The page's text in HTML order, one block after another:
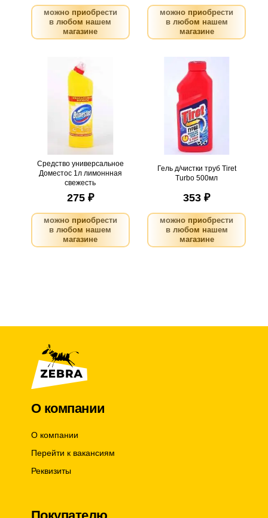
можно приобрести
в любом нашем
магазине
можно приобрести
в любом нашем
магазине
Средство универсальное
Доместос 1л лимоннная
свежесть
Средство универсальное
Доместос 1л лимоннная
Можно заказать
13
Нужно больше? Оставьте
email, сообщим вам о
поступлении товара.
@
275 ₽
можно приобрести
в любом нашем
магазине
Гель д/чистки труб Tiret
Turbo 500мл
Гель д/чистки труб Tiret
Turbo 500мл
Можно заказать
шт
Нужно больше? Оставьте
email, сообщим вам о
поступлении товара.
353 ₽
можно приобрести
в любом нашем
магазине
О компании
О компании
Перейти к вакансиям
Реквизиты